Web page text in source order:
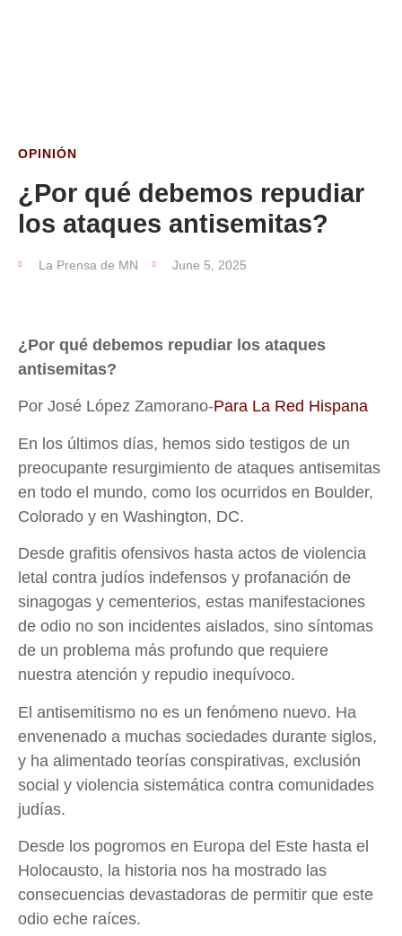
OPINIÓN
¿Por qué debemos repudiar
los ataques antisemitas?
La Prensa de MN June 5, 2025
¿Por qué debemos repudiar los ataques
antisemitas?
Por José López Zamorano-Para La Red Hispana
En los últimos días, hemos sido testigos de un
preocupante resurgimiento de ataques antisemitas
en todo el mundo, como los ocurridos en Boulder,
Colorado y en Washington, DC.
Desde grafitis ofensivos hasta actos de violencia
letal contra judíos indefensos y profanación de
sinagogas y cementerios, estas manifestaciones
de odio no son incidentes aislados, sino síntomas
de un problema más profundo que requiere
nuestra atención y repudio inequívoco.
El antisemitismo no es un fenómeno nuevo. Ha
envenenado a muchas sociedades durante siglos,
y ha alimentado teorías conspirativas, exclusión
social y violencia sistemática contra comunidades
judías.
Desde los pogromos en Europa del Este hasta el
Holocausto, la historia nos ha mostrado las
consecuencias devastadoras de permitir que este
odio eche raíces.